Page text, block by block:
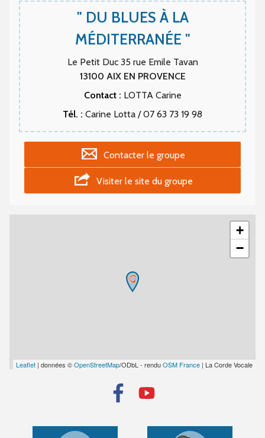
" DU BLUES À LA
MÉDITERRANÉE "
Le Petit Duc 35 rue Emile Tavan
13100 AIX EN PROVENCE
Contact : LOTTA Carine
Tél. : Carine Lotta / 07 63 73 19 98
Contacter le groupe
Visiter le site du groupe
+
−
Leaflet | données ©OpenStreetMap/ODbL - renduOSM France | La Corde Vocale